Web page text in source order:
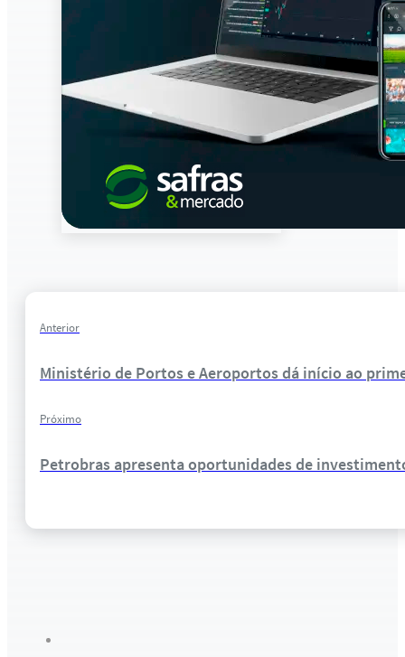
Anterior
Ministério de Portos e Aeroportos dá início ao
Próximo
Petrobras apresenta oportunidades de